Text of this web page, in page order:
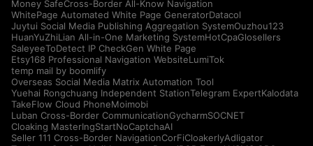
Money SafeCross-Border All-Know Navigation
WhitePage Automated White Page GeneratorDatacol
Juytui Social Media Publishing Aggregation SystemOuzhou123
HuanYuZhiLian All-in-One Marketing SystemHotCpaGlosellers
SaleyeeToDetect IP CheckGen White Page
Etsy168 Professional Navigation WebsiteLumiTok
temp mail by boomlify
Overseas Social Media Matrix Automation Tool
Yuehai Rongchuang Independent StationTelegram ExpertKalodata
TakeFlow Cloud PhoneMoimobi
Luban Cross-Border CommunicationGycharmSOCNET
Cloaking MasterIngStartNoCaptchaAI
Seller 111 Cross-Border NavigationCorFiCloakerlyAdligator